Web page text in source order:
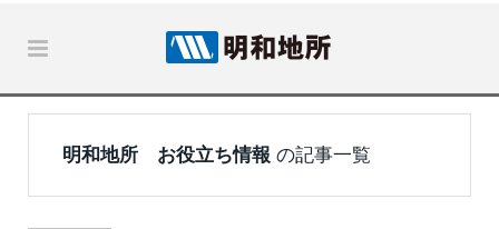
明和地所 お役立ち情報 の記事一覧